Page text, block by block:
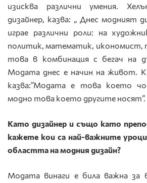
изисква различни умения.
дизайнер, казва: „ Днес модният
играе различни роли: на
политик, математик, икономист,
това в комбинация с бегач на
Модата днес е начин на живот.
казва:”Модата е това което
модно това което другите носят”.
Като дизайнер и също като
кажете кои са най-важните
областта на модния дизайн?
Модата винаги е била важна за